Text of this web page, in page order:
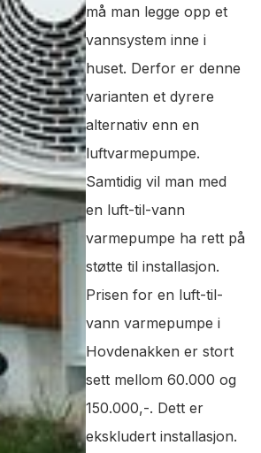
må man legge opp et
vannsystem inne i
huset. Derfor er denne
varianten et dyrere
alternativ enn en
luftvarmepumpe.
Samtidig vil man med
en luft-til-vann
varmepumpe ha rett på
støtte til installasjon.
Prisen for en luft-til-
vann varmepumpe i
Hovdenakken er stort
sett mellom 60.000 og
150.000,-. Dett er
ekskludert installasjon.